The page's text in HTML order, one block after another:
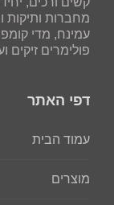
מחברות ותיקות
עמינח, מדי
פולימרים זיקים
דפי האתר
עמוד הבית
מוצרים